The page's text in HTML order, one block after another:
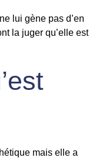
lui gène pas d’en
la juger qu’elle est
mais elle a